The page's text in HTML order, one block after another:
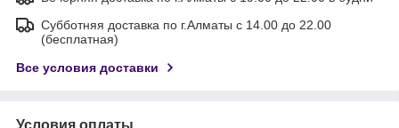
Субботняя доставка по г.Алматы с 14.00 до 22.00
(бесплатная)
Все условия доставки
Условия оплаты